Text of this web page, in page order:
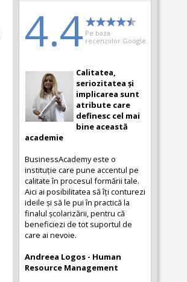
4.4 Pe baza
recenziilor Google.
Calitatea,
seriozitatea și
implicarea sunt
atribute care
definesc cel mai
bine această
academie
BusinessAcademy este o
instituție care pune accentul pe
calitate în procesul formării tale.
Aici ai posibilitatea să îți conturezi
ideile și să le pui în practică la
finalul școlarizării, pentru că
beneficiezi de tot suportul de
care ai nevoie.
Andreea Logos - Human
Resource Management